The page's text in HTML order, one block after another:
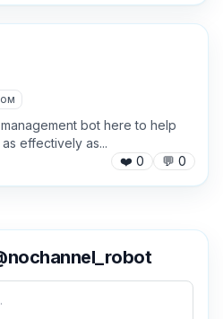
bot here to help
effectively as...
❤️ 0 💬 0